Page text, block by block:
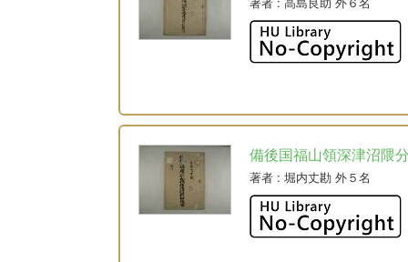
備後国福山領深津沼隈
著者 : 堀内丈勘 外５名